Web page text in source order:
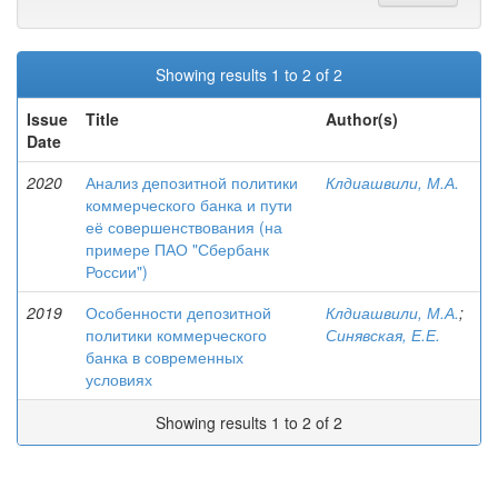
Showing results 1 to 2 of 2
Issue
Date
Title Author(s)
2020
Анализ депозитной политики
коммерческого банка и пути
её совершенствования (на
примере ПАО "Сбербанк
России")
Клдиашвили, М.А.
2019
Особенности депозитной
политики коммерческого
банка в современных
условиях
Клдиашвили, М.А.;
Синявская, Е.Е.
Showing results 1 to 2 of 2